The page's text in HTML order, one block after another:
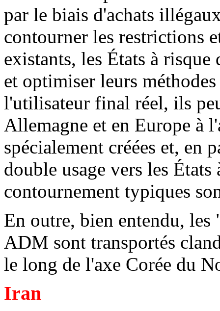
par le biais d'achats
contourner les restrictions
existants, les États à
et optimiser leurs
l'utilisateur final réel, ils
Allemagne et en Europe à
spécialement créées et, en
double usage vers les
contournement typiques
En outre, bien entendu,
ADM sont transportés
le long de l'axe Corée du
Iran